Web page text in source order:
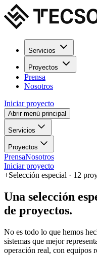
Servicios
Proyectos
Prensa
Nosotros
Iniciar proyecto
Abrir menú principal
Servicios
Proyectos
PrensaNosotros
Iniciar proyecto
+Selección especial · 12
Una selección
de proyectos.
No es todo lo que hemos
sistemas que mejor
operación real, con equipos